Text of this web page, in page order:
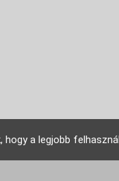
a legjobb